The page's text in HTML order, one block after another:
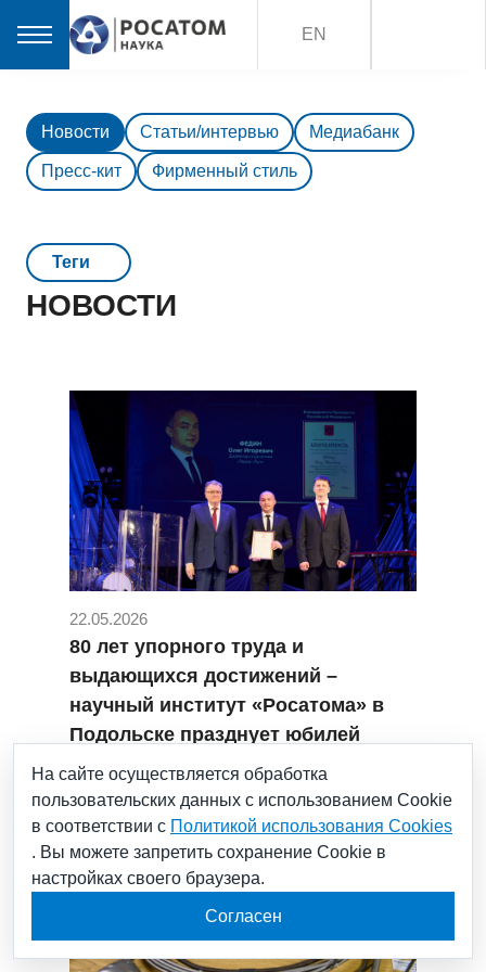
EN
Новости Статьи/интервью Медиабанк
Пресс-кит Фирменный стиль
НОВОСТИ
22.05.2026
80 лет упорного труда и
выдающихся достижений –
научный институт «Росатома» в
Подольске празднует юбилей
#Росатом
Teги
На сайте осуществляется обработка
пользовательских данных с использованием Cookie
в соответствии с Политикой использования Cookies
. Вы можете запретить сохранение Cookie в
настройках своего браузера.
Согласен